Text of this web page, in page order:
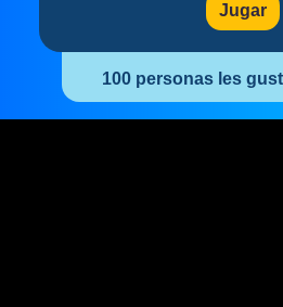
Jugar
100 personas les